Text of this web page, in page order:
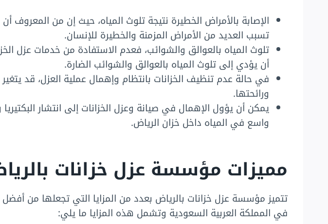
الإصابة بالأمراض الخطيرة نتيجة تلوث المياه، حيث إن من المعروف
تسبب العديد من الأمراض المزمنة والخطيرة للإنسان.
تلوث المياه بالعوالق والشوائب، فعدم الاستفادة من خدمات عزل
أن يؤدي إلى تلوث المياه بالعوالق والشوائب الضارة.
في حالة عدم تنظيف الخزانات بانتظام وإهمال عملية العزل، قد
ورائحتها.
يمكن أن يؤول الإهمال في صيانة وعزل الخزانات إلى انتشار
واسع في المياه داخل خزان الرياض.
مميزات مؤسسة عزل خزانات
تتميز مؤسسة عزل خزانات بالرياض بعدد من المزايا التي تجعلها من
في المملكة العربية السعودية وتشمل هذه المزايا ما يلي: